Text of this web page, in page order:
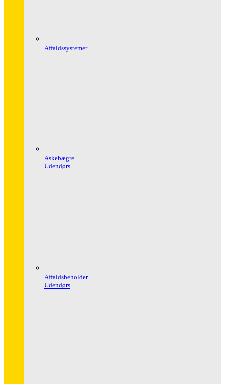
Affaldssystemer
Askebægre
Udendørs
Affaldsbeholder
Udendørs